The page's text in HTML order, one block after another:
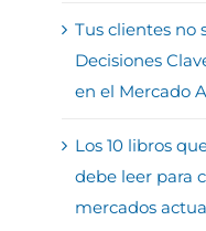
Tus clientes no
Decisiones
en el Mercado
Los 10 libros
debe leer para
mercados